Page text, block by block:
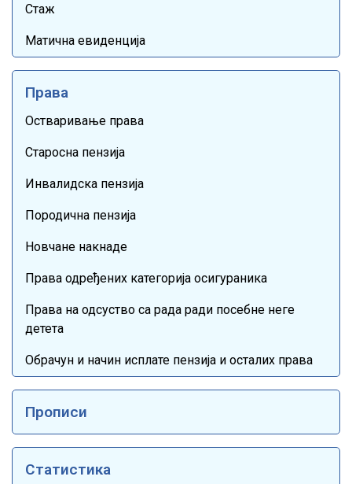
Стаж
Матична евиденција
Права
Остваривање права
Старосна пензија
Инвалидска пензија
Породична пензија
Новчане накнаде
Права одређених категорија осигураника
Права на одсуство са рада ради посебне неге
детета
Обрачун и начин исплате пензија и осталих права
Прописи
Статистика